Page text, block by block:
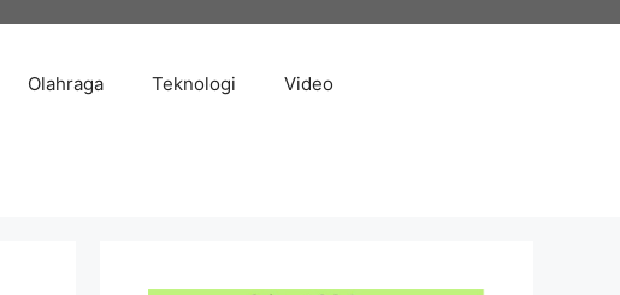
Olahraga Teknologi Video